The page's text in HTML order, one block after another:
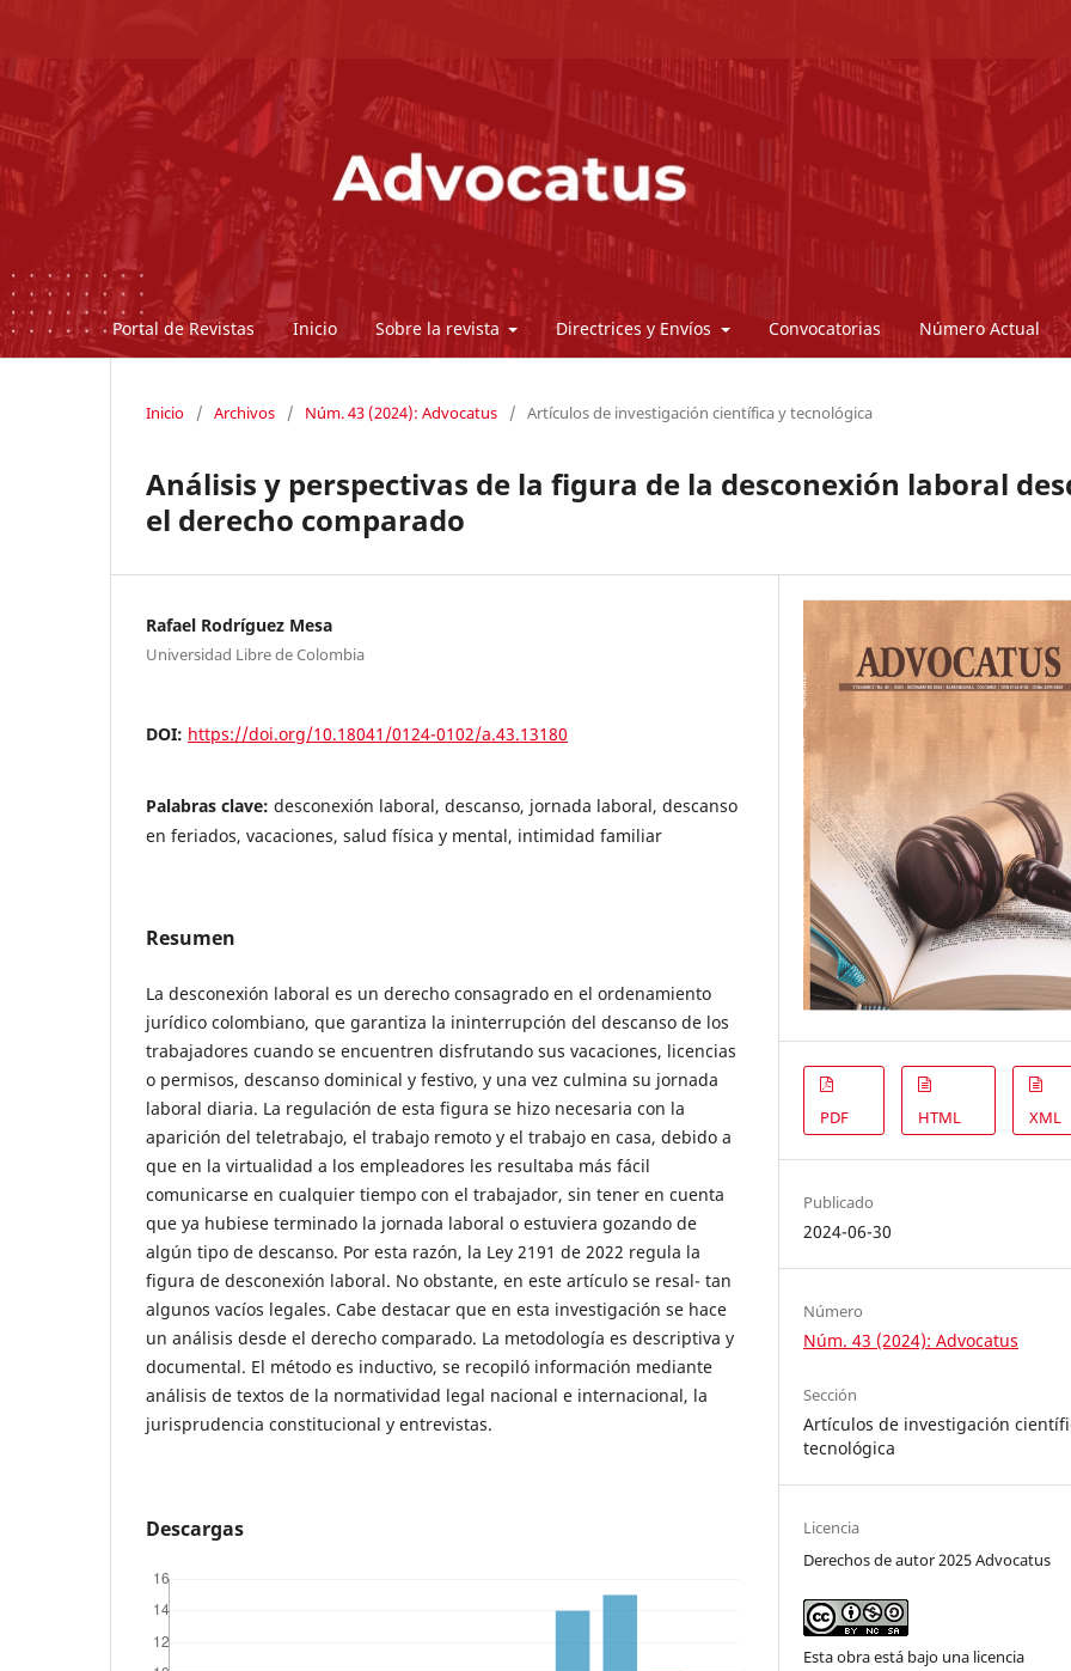
Portal de Revistas Inicio Sobre la revista Directrices y Envíos Convocatorias Número Actual
Inicio / Archivos / Núm. 43 (2024): Advocatus / Artículos de investigación científica y tecnológica
Análisis y perspectivas de la figura de la desconexión laboral
el derecho comparado
Rafael Rodríguez Mesa
Universidad Libre de Colombia
DOI: https://doi.org/10.18041/0124-0102/a.43.13180
Palabras clave: desconexión laboral, descanso, jornada laboral, descanso
en feriados, vacaciones, salud física y mental, intimidad familiar
Resumen
La desconexión laboral es un derecho consagrado en el ordenamiento
jurídico colombiano, que garantiza la ininterrupción del descanso de los
trabajadores cuando se encuentren disfrutando sus vacaciones, licencias
o permisos, descanso dominical y festivo, y una vez culmina su jornada
laboral diaria. La regulación de esta figura se hizo necesaria con la
aparición del teletrabajo, el trabajo remoto y el trabajo en casa, debido a
que en la virtualidad a los empleadores les resultaba más fácil
comunicarse en cualquier tiempo con el trabajador, sin tener en cuenta
que ya hubiese terminado la jornada laboral o estuviera gozando de
algún tipo de descanso. Por esta razón, la Ley 2191 de 2022 regula la
figura de desconexión laboral. No obstante, en este artículo se resal- tan
algunos vacíos legales. Cabe destacar que en esta investigación se hace
un análisis desde el derecho comparado. La metodología es descriptiva y
documental. El método es inductivo, se recopiló información mediante
análisis de textos de la normatividad legal nacional e internacional, la
jurisprudencia constitucional y entrevistas.
Descargas
PDF HTML XML
Publicado
2024-06-30
Número
Núm. 43 (2024): Advocatus
Sección
Artículos de investigación
tecnológica
Licencia
Derechos de autor 2025 Advocatus
Esta obra está bajo una licencia